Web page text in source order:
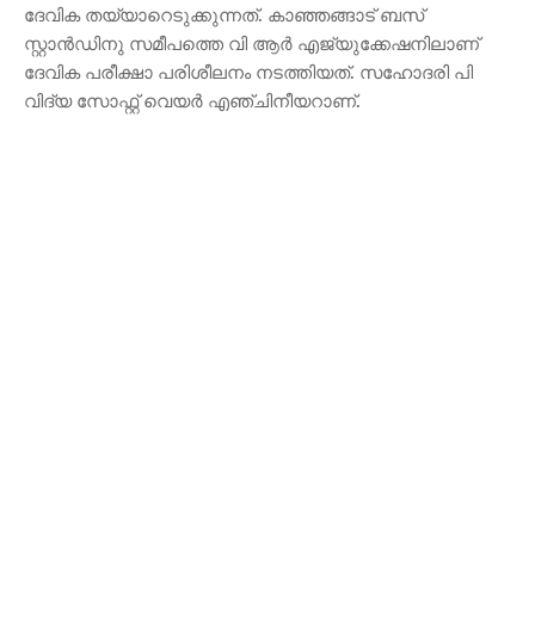
ദേവിക തയ്യാറെടുക്കുന്നത്. കാഞ്ഞങ്ങാട് ബസ്
സ്റ്റാൻഡിനു സമീപത്തെ വി ആർ എജ്യുക്കേഷനിലാണ്
ദേവിക പരീക്ഷാ പരിശീലനം നടത്തിയത്. സഹോദരി പി
വിദ്യ സോഫ്റ്റ് വെയർ എഞ്ചിനീയറാണ്.